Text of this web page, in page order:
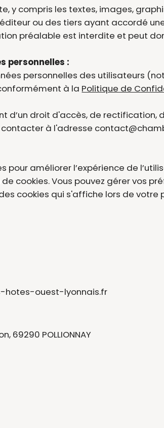
y compris les textes, images,
ou des tiers ayant accordé
préalable est interdite et peut
personnelles :
personnelles des utilisateurs
à la Politique de
d’un droit d'accès, de
contacter à l'adresse
pour améliorer l’expérience de
de cookies. Vous pouvez gérer vos
cookies qui s'affiche lors de votre
hotes-ouest-lyonnais.fr
69290 POLLIONNAY